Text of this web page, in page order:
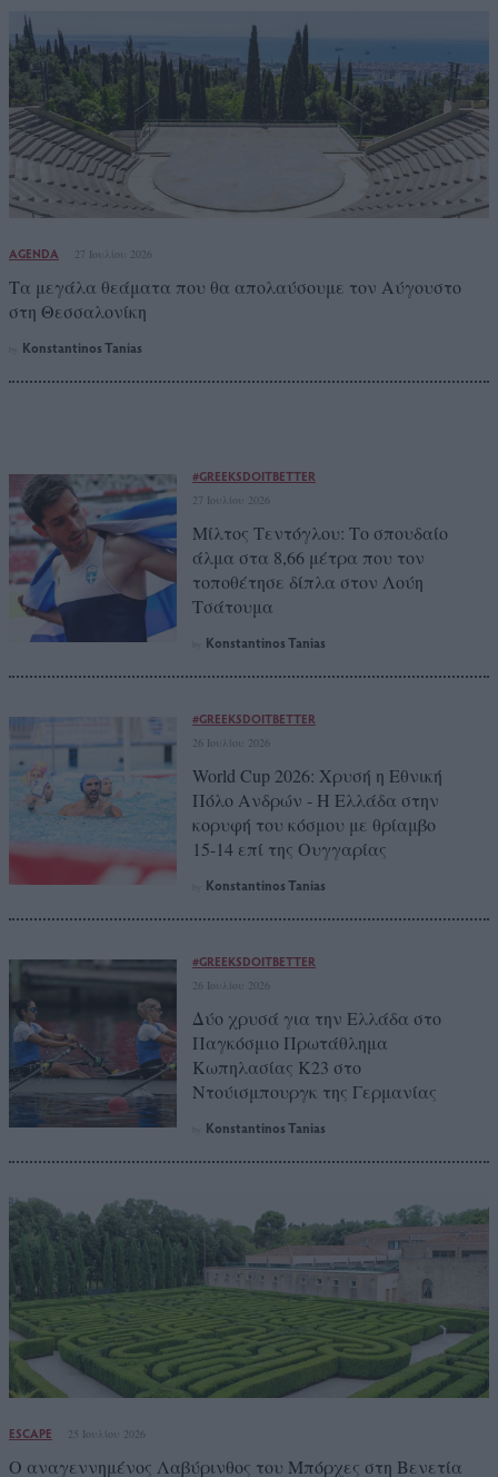
AGENDA 27 Ιουλίου 2026
Τα μεγάλα θεάματα που θα απολαύσουμε τον Αύγουστο
στη Θεσσαλονίκη
Konstantinos Tanias
#GREEKSDOITBETTER
27 Ιουλίου 2026
Μίλτος Τεντόγλου: Το σπουδαίο
άλμα στα 8,66 μέτρα που τον
τοποθέτησε δίπλα στον Λούη
Τσάτουμα
Konstantinos Tanias
#GREEKSDOITBETTER
26 Ιουλίου 2026
World Cup 2026: Χρυσή η Εθνική
Πόλο Ανδρών - Η Ελλάδα στην
κορυφή του κόσμου με θρίαμβο
15-14 επί της Ουγγαρίας
Konstantinos Tanias
#GREEKSDOITBETTER
26 Ιουλίου 2026
Δύο χρυσά για την Ελλάδα στο
Παγκόσμιο Πρωτάθλημα
Κωπηλασίας Κ23 στο
Ντούισμπουργκ της Γερμανίας
Konstantinos Tanias
ESCAPE 25 Ιουλίου 2026
Ο αναγεννημένος Λαβύρινθος του Μπόρχες στη Βενετία